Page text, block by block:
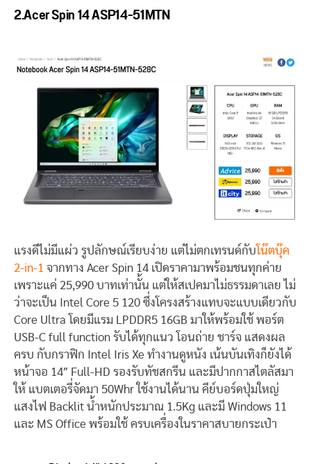
2.Acer Spin 14 ASP14-51MTN
แรงดีไม่มีแผ่ว รูปลักษณ์เรียบง่าย แต่ไม่ตกเทรนด์กับโน๊ตบุ๊ค
2-in-1 จากทาง Acer Spin 14 เปิดราคามาพร้อมชนทุกค่าย
เพราะแค่ 25,990 บาทเท่านั้น แต่ให้สเปคมาไม่ธรรมดาเลย ไม่
ว่าจะเป็น Intel Core 5 120 ซึ่งโครงสร้างแทบจะแบบเดียวกับ
Core Ultra โดยมีแรม LPDDR5 16GB มาให้พร้อมใช้ พอร์ต
USB-C full function รับได้ทุกแนว โอนถ่าย ชาร์จ แสดงผล
ครบ กับกราฟิก Intel Iris Xe ทำงานดูหนัง เน้นบันเทิงก็ยังได้
หน้าจอ 14″ Full-HD รองรับทัชสกรีน และมีปากกาสไตลัสมา
ให้ แบตเตอรี่จัดมา 50Whr ใช้งานได้นาน คีย์บอร์ดปุ่มใหญ่
แสงไฟ Backlit น้ำหนักประมาณ 1.5Kg และมี Windows 11
และ MS Office พร้อมใช้ ครบเครื่องในราคาสบายกระเป๋า